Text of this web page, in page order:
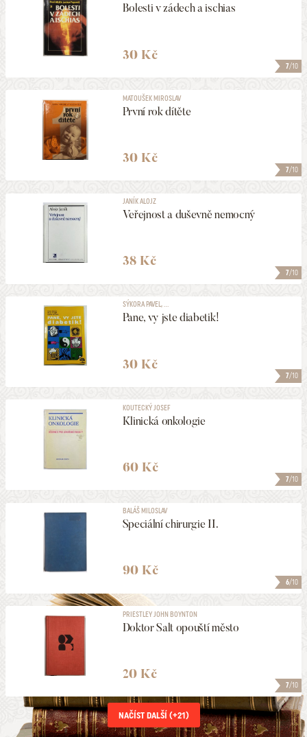
7/10
Bolesti v zádech a ischias
30 Kč
7/10
MATOUŠEK MIROSLAV
První rok dítěte
30 Kč
7/10
JANÍK ALOJZ
Veřejnost a duševně nemocný
38 Kč
7/10
SÝKORA PAVEL, ...
Pane, vy jste diabetik!
30 Kč
7/10
KOUTECKÝ JOSEF
Klinická onkologie
60 Kč
6/10
BALÁŠ MILOSLAV
Speciální chirurgie II.
90 Kč
7/10
PRIESTLEY JOHN BOYNTON
Doktor Salt opouští město
20 Kč
NAČÍST DALŠÍ (+21)